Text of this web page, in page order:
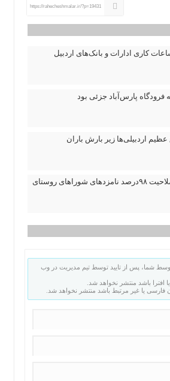
https://rahecheshmalar.ir/?p=19431
کاری ادارات و بانک‌های اردبیل
فرودگاه پارس‌‌آباد جزئی بود
عظیم اردبیلی‌ها زیر بارش باران
تایید صلاحیت ۹۸درصد نامزدهای شوراهای روستای
شما، پس از تایید توسط تیم مدیریت در وب
افترا باشد منتشر نخواهد شد.
فارسی یا غیر مرتبط باشد منتشر نخواهد شد.